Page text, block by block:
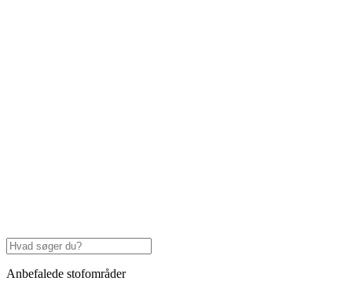
Anbefalede stofområder